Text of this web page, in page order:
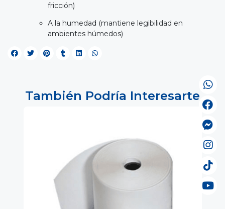
fricción)
A la humedad (mantiene legibilidad en
ambientes húmedos)
También Podría Interesarte